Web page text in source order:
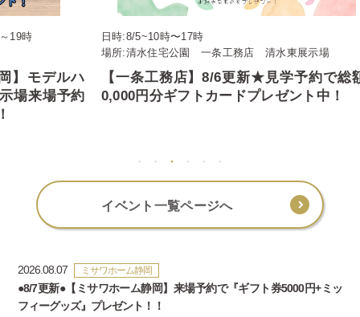
ハ
約
日時:8/5~10時〜17時
場所:清水住宅公園 一条工務店 清水東展示場
【一条工務店】8/6更新★見学予約で総額1
0,000円分ギフトカードプレゼント中！
場
桧
イベント一覧ページへ
2026.08.07 ミサワホーム静岡
●8/7更新●【ミサワホーム静岡】来場予約で『ギフト券5000円+ミッ
フィーグッズ』プレゼント！！